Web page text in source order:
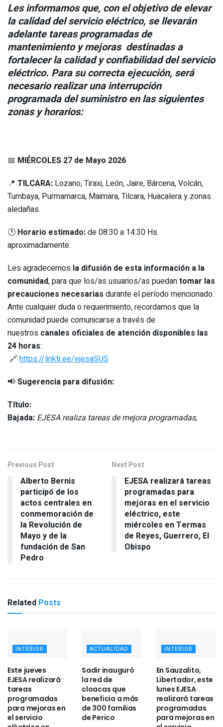
Les informamos que, con el objetivo de elevar
la calidad del servicio eléctrico, se llevarán
adelante tareas programadas de
mantenimiento y mejoras destinadas a
fortalecer la calidad y confiabilidad del servicio
eléctrico. Para su correcta ejecución, será
necesario realizar una interrupción
programada del suministro en las siguientes
zonas y horarios:
📅 MIÉRCOLES 27 de Mayo 2026
📍 TILCARA: Lozano, Tiraxi, León, Jaire, Bárcena, Volcán,
Tumbaya, Purmamarca, Maimara, Tilcara, Huacalera y zonas
aledañas.
🕐 Horario estimado:de 08:30 a 14:30 Hs.
aproximadamente.
Les agradecemos la difusión de esta información a la
comunidad, para que los/as usuarios/as puedantomar las
precauciones necesarias durante el período mencionado.
Ante cualquier duda o requerimiento, recordamos que la
comunidad puede comunicarse a través de
nuestros canales oficiales de atención disponibles las
24 horas:
🔗 https://linktr.ee/ejesaSUS
📢Sugerencia para difusión:
Título:
Bajada: EJESA realiza tareas de mejora programadas,
Previous Post
Alberto Bernis
participó de los
actos centrales en
conmemoración de
la Revolución de
Mayo y de la
fundación de San
Pedro
Next Post
EJESA realizará tareas
programadas para
mejoras en el servicio
eléctrico, este
miércoles en Termas
de Reyes, Guerrero, El
Obispo
Related Posts
INTERIOR
Este jueves
EJESA realizará
tareas
programadas
para mejoras en
el servicio
ACTUALIDAD
Sadir inauguró
la red de
cloacas que
beneficia a más
de 300 familias
de Perico
INTERIOR
En Sauzalito,
Libertador, este
lunes EJESA
realizará tareas
programadas
para mejoras en